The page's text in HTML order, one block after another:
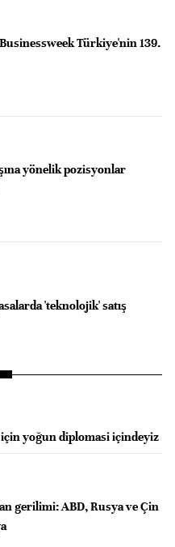
Türkiye'nin 139.
yönelik pozisyonlar
'teknolojik' satış
yoğun diplomasi içindeyiz
gerilimi: ABD, Rusya ve Çin